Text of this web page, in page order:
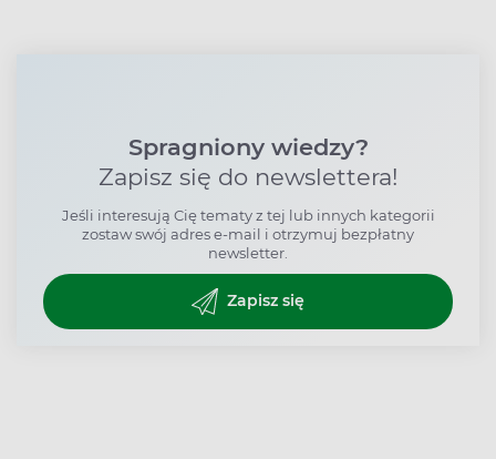
Spragniony wiedzy?
Zapisz się do newslettera!
Jeśli interesują Cię tematy z tej lub innych kategorii
zostaw swój adres e-mail i otrzymuj bezpłatny
newsletter.
Zapisz się